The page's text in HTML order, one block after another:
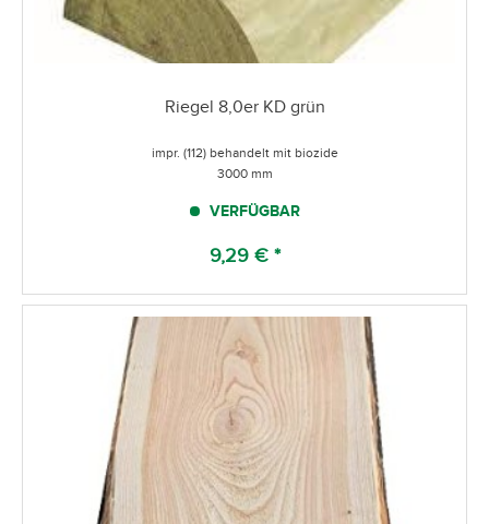
Riegel 8,0er KD grün
impr. (112) behandelt mit biozide
3000 mm
VERFÜGBAR
9,29 € *